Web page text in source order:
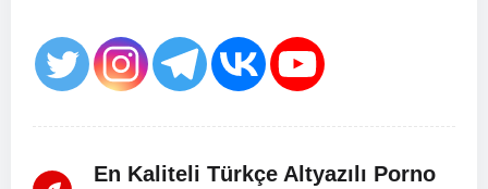
En Kaliteli Türkçe Altyazılı Porno